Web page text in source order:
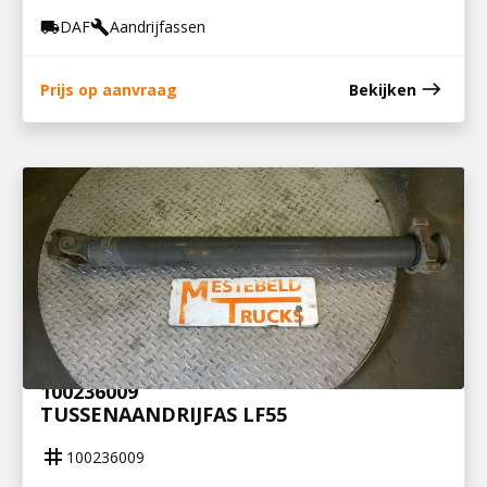
local_shippingDAFbuildAandrijfassen
Prijs op aanvraag Bekijken east
100236009
TUSSENAANDRIJFAS LF55
tag 100236009